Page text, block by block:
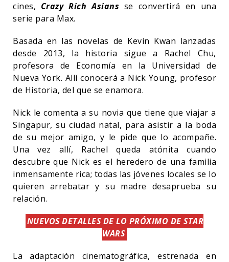
cines, Crazy Rich Asians se convertirá en una
serie para Max.
Basada en las novelas de Kevin Kwan lanzadas
desde 2013, la historia sigue a Rachel Chu,
profesora de Economía en la Universidad de
Nueva York. Allí conocerá a Nick Young, profesor
de Historia, del que se enamora.
Nick le comenta a su novia que tiene que viajar a
Singapur, su ciudad natal, para asistir a la boda
de su mejor amigo, y le pide que lo acompañe.
Una vez allí, Rachel queda atónita cuando
descubre que Nick es el heredero de una familia
inmensamente rica; todas las jóvenes locales se lo
quieren arrebatar y su madre desaprueba su
relación.
NUEVOS DETALLES DE LO PRÓXIMO DE STAR
WARS
La adaptación cinematográfica, estrenada en